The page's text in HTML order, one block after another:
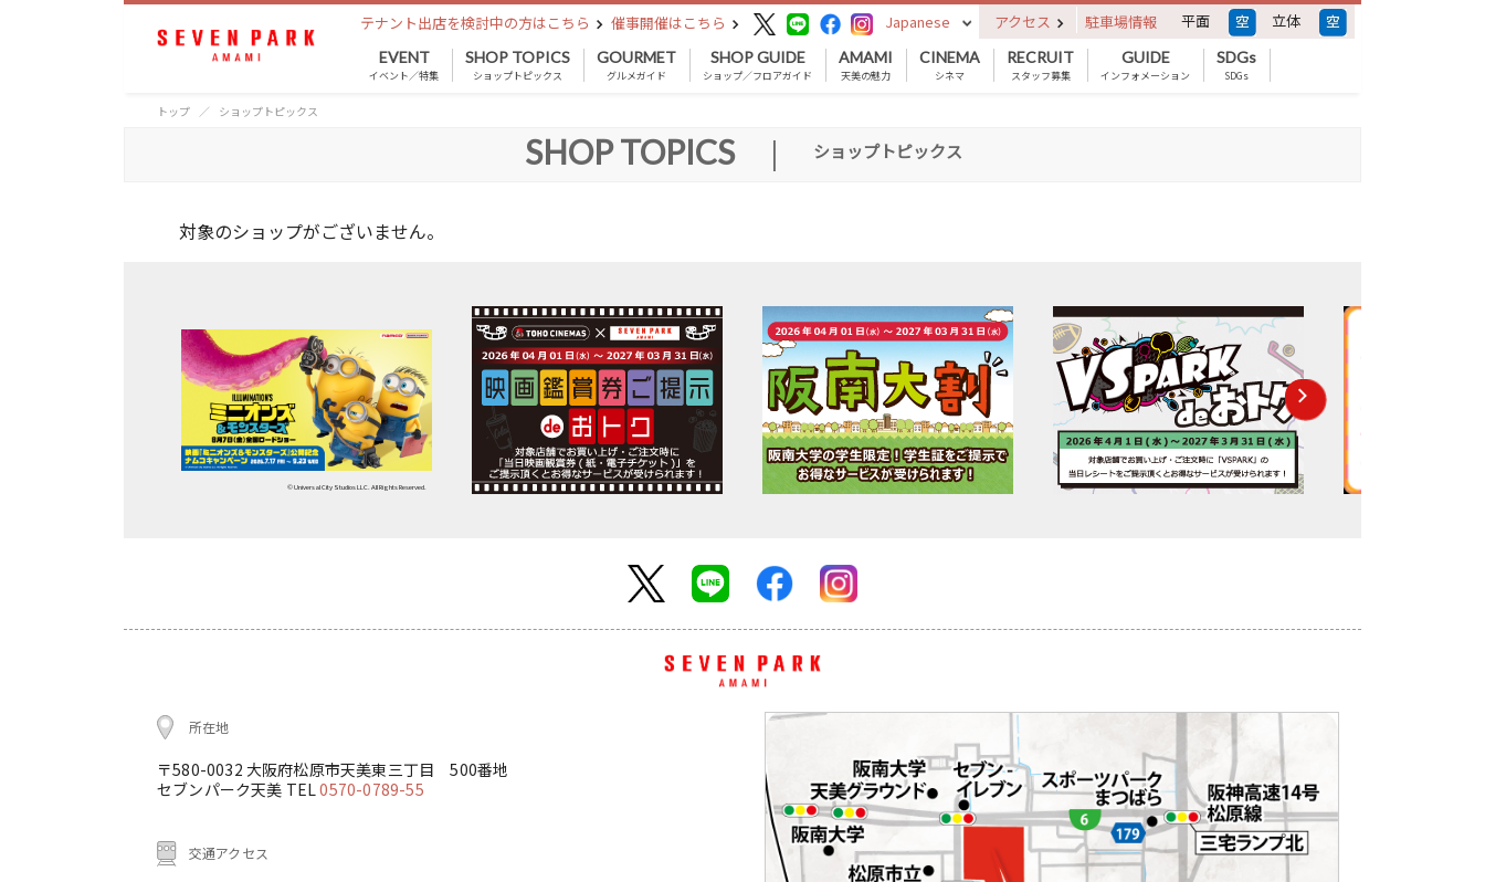
テナント出店を検討中の方はこちら 催事開催はこちら Japanese アクセス 駐車場情報 立体
平面
EVENT
イベント／特集
SHOP TOPICS
ショップトピックス
GOURMET
グルメガイド
SHOP GUIDE
ショップ／フロアガイド
AMAMI
天美の魅力
CINEMA
シネマ
RECRUIT
スタッフ募集
GUIDE
インフォメーション
SDGs
SDGs
トップ ショップトピックス
SHOP TOPICS | ショップトピックス
対象のショップがございません。
© Universal City Studios LLC. All Rights Reserved.
所在地
〒580-0032 大阪府松原市天美東三丁目 500番地
セブンパーク天美 TEL0570-0789-55
交通アクセス